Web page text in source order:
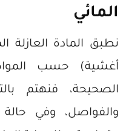
المائي
نطبق المادة العازلة
أغشية) حسب
الصحيحة، فنهتم
والفواصل، وفي